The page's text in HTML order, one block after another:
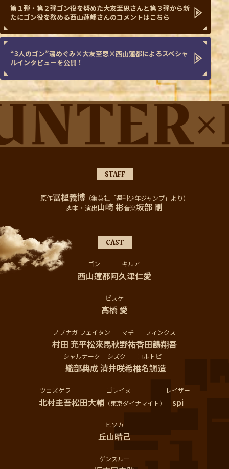
第１弾・第２弾ゴン役を努めた大友至恩さんと第３弾から新
たにゴン役を務める西山蓮都さんのコメントはこちら
“3人のゴン”潘めぐみ×大友至恩×西山蓮都によるスペシャ
ルインタビューを公開！
STAFF
原作冨樫義博（集英社「週刊少年ジャンプ」より）
脚本・演出山崎 彬音楽坂部 剛
CAST
ゴン
西山蓮都
キルア
阿久津仁愛
ビスケ
高橋 愛
ノブナガ
村田 充
フェイタン
平松來馬
マチ
秋野祐香
フィンクス
田鶴翔吾
シャルナーク
織部典成
シズク
清井咲希
コルトピ
椎名鯛造
ツェズゲラ
北村圭吾
ゴレイヌ
松田大輔 （東京ダイナマイト）
レイザー
spi
ヒソカ
丘山晴己
ゲンスルー